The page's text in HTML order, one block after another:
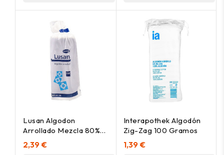
Lusan Algodon
Arrollado Mezcla 80%
100 G
2,39 €
Interapothek Algodón
Zig-Zag 100 Gramos
1,39 €